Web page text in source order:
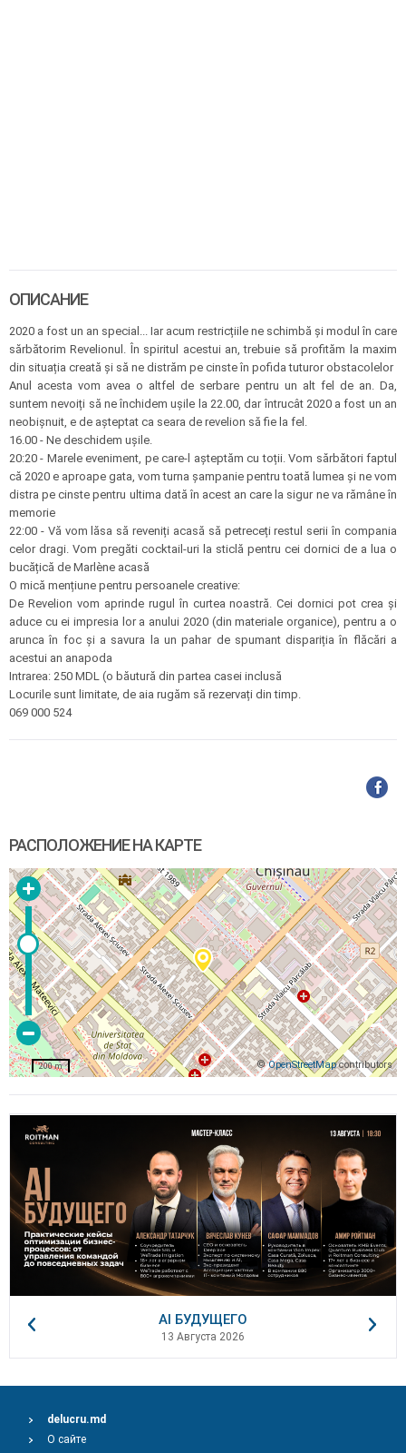
ОПИСАНИЕ
2020 a fost un an special... Iar acum restricțiile ne schimbă și modul în care
sărbătorim Revelionul. În spiritul acestui an, trebuie să profităm la maxim
din situația creată și să ne distrăm pe cinste în pofida tuturor obstacolelor
Anul acesta vom avea o altfel de serbare pentru un alt fel de an. Da,
suntem nevoiți să ne închidem ușile la 22.00, dar întrucât 2020 a fost un an
neobișnuit, e de așteptat ca seara de revelion să fie la fel.
16.00 - Ne deschidem ușile.
20:20 - Marele eveniment, pe care-l așteptăm cu toții. Vom sărbători faptul
că 2020 e aproape gata, vom turna șampanie pentru toată lumea și ne vom
distra pe cinste pentru ultima dată în acest an care la sigur ne va rămâne în
memorie
22:00 - Vă vom lăsa să reveniți acasă să petreceți restul serii în compania
celor dragi. Vom pregăti cocktail-uri la sticlă pentru cei dornici de a lua o
bucățică de Marlène acasă
O mică mențiune pentru persoanele creative:
De Revelion vom aprinde rugul în curtea noastră. Cei dornici pot crea și
aduce cu ei impresia lor a anului 2020 (din materiale organice), pentru a o
arunca în foc și a savura la un pahar de spumant dispariția în flăcări a
acestui an anapoda
Intrarea: 250 MDL (o băutură din partea casei inclusă
Locurile sunt limitate, de aia rugăm să rezervați din timp.
069 000 524
РАСПОЛОЖЕНИЕ НА КАРТЕ
©OpenStreetMapcontributors
200 m
AI БУДУЩЕГО
13 Августа 2026
delucru.md
О сайте